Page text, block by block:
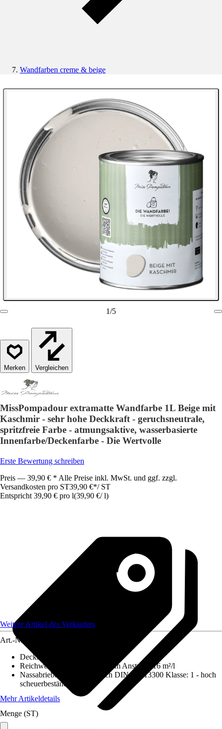
Wandfarben creme & beige
1/5
Vergleichen
MissPompadour extramatte Wandfarbe 1L Beige mit
Kaschmir - sehr hohe Deckkraft - geruchsneutrale,
spritzfreie Farbe - atmungsaktive, wasserbasierte
Innenfarbe/Deckenfarbe - Die Wertvolle
Erste Bewertung schreiben
Preis — 39,90 € * Alle Preise inkl. MwSt. und ggf. zzgl.
Versandkosten pro ST39,90 €*/ ST
Entspricht 39,90 € pro l(39,90 €/ l)
Weitere Artikel des Verkäufers
Art.-Nr.
Deckkraft
Reichweite (ca.) bei einmaligem Anstrich
16 m²/l
Nassabriebbeständigkeit nach DIN EN 13300 Klasse: 1 - hoch
scheuerbeständig
Mehr Artikeldetails
Menge (ST)